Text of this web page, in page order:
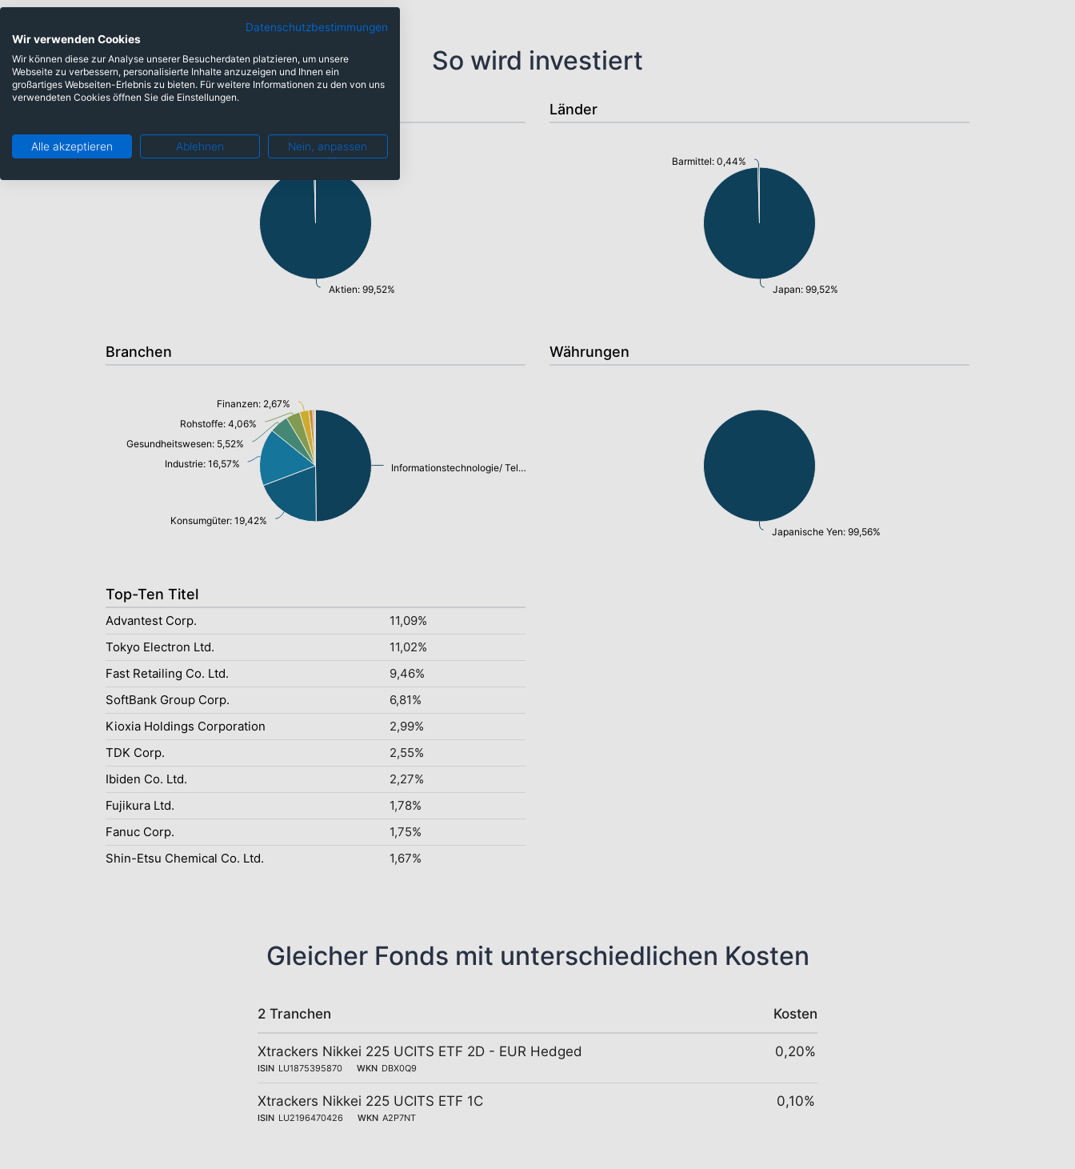
So wird investiert
Aktien: 99,52%
Barmittel: 0,44%
Länder
Japan: 99,52%
Barmittel: 0,44%
Branchen
Informationstechnologie/ Telekommunikation: 49,80%
Konsumgüter: 19,42%
Industrie: 16,57%
Gesundheitswesen: 5,52%
Rohstoffe: 4,06%
Finanzen: 2,67%
Währungen
Japanische Yen: 99,56%
Top-Ten Titel
Advantest Corp.
11,09%
Tokyo Electron Ltd.
11,02%
Fast Retailing Co. Ltd.
9,46%
SoftBank Group Corp.
6,81%
Kioxia Holdings Corporation
2,99%
TDK Corp.
2,55%
Ibiden Co. Ltd.
2,27%
Fujikura Ltd.
1,78%
Fanuc Corp.
1,75%
Shin-Etsu Chemical Co. Ltd.
1,67%
Gleicher Fonds mit unterschiedlichen Kosten
2 Tranchen Kosten
Xtrackers Nikkei 225 UCITS ETF 2D - EUR Hedged
ISIN LU1875395870 WKN DBX0Q9
0,20%
Xtrackers Nikkei 225 UCITS ETF 1C
ISIN LU2196470426 WKN A2P7NT
0,10%
Datenschutzbestimmungen
Wir verwenden Cookies
Wir können diese zur Analyse unserer Besucherdaten platzieren, um unsere
Webseite zu verbessern, personalisierte Inhalte anzuzeigen und Ihnen ein
großartiges Webseiten-Erlebnis zu bieten. Für weitere Informationen zu den von uns
verwendeten Cookies öffnen Sie die Einstellungen.
Alle akzeptieren Ablehnen Nein, anpassen